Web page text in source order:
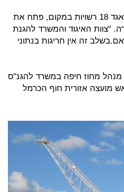
איגוד ערים לשמירת איכות הסביבה שרון כרמל, שמאגד 18 רשויות במקום, פתח את
"צוות האיגוד והמשרד להגנת
זה אין חריגות בנתוני
מנהל מחוז חיפה במשרד להגנ"ס
מועצה אזורית חוף הכרמל